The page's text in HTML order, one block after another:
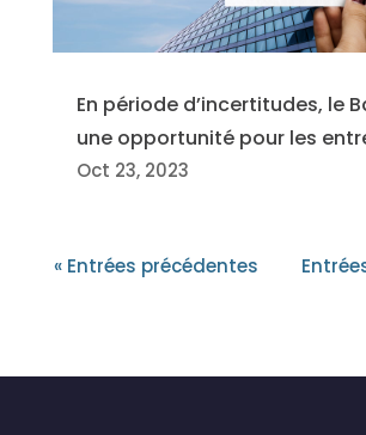
En période d’incertitudes, le
une opportunité pour les
Oct 23, 2023
« Entrées précédentes